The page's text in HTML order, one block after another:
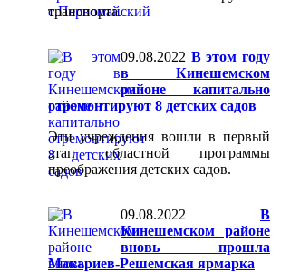
транспорта.
09.08.2022 В этом году
в Кинешемском
районе капитально
отремонтируют 8 детских садов
Эти учреждения вошли в первый
этап областной программы
преображения детских садов.
09.08.2022
В
Кинешемском районе
вновь прошла
Макариев-Решемская ярмарка